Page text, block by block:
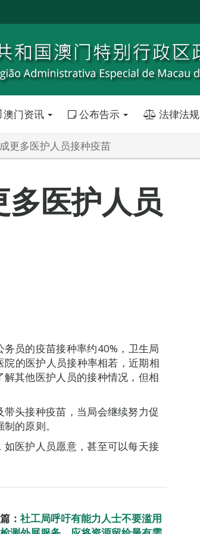
澳门资讯 公布告示 法律法规
更多医护人员接种疫苗
医护人员
员的疫苗接种率约40%，卫生局
的医护人员接种率相若，近期相
其他医护人员的接种情况，但相
头接种疫苗，当局会继续努力促
的原则。
医护人员愿意，甚至可以每天接
： 社工局呼吁有能力人士不要滥用